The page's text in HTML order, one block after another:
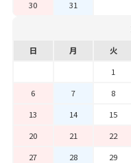
30
31
日 月 火
1
6
7 8
13
14 15
20
21 22
27
28 29